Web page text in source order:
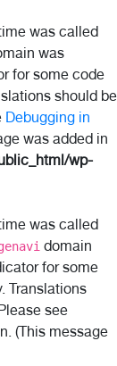
was called
was
for some code
should be
Debugging in
was added in
wp-
was called
domain
for some
Translations
see
(This message